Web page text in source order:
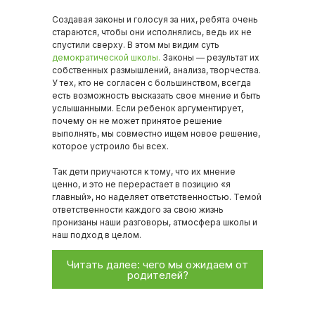
Создавая законы и голосуя за них, ребята очень
стараются, чтобы они исполнялись, ведь их не
спустили сверху. В этом мы видим суть
демократической школы. Законы — результат их
собственных размышлений, анализа, творчества.
У тех, кто не согласен с большинством, всегда
есть возможность высказать свое мнение и быть
услышанными. Если ребенок аргументирует,
почему он не может принятое решение
выполнять, мы совместно ищем новое решение,
которое устроило бы всех.
Так дети приучаются к тому, что их мнение
ценно, и это не перерастает в позицию «я
главный», но наделяет ответственностью. Темой
ответственности каждого за свою жизнь
пронизаны наши разговоры, атмосфера школы и
наш подход в целом.
Читать далее: чего мы ожидаем от
родителей?